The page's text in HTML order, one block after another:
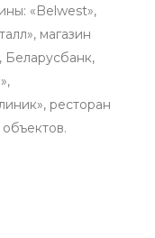
«Belwest»,
магазин
Беларусбанк,
ресторан